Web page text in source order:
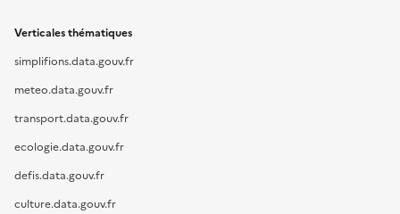
Verticales thématiques
simplifions.data.gouv.fr
meteo.data.gouv.fr
transport.data.gouv.fr
ecologie.data.gouv.fr
defis.data.gouv.fr
culture.data.gouv.fr